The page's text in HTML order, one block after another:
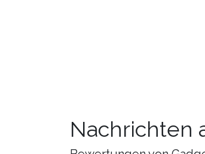
Nachrichten